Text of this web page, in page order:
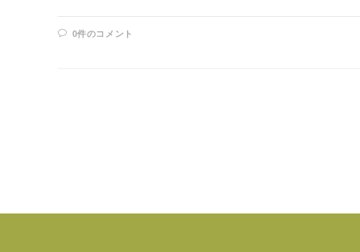
0件のコメント